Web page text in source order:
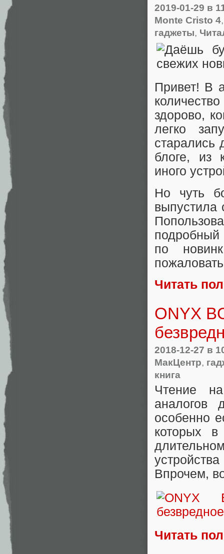
2019-01-29 в
Monte Cristo 4
гаджеты,
Привет! В
здорово,
легко
старались
блоге, из
иного
Но чуть
выпустила
подробный
по
Читать
ONYX
2018-12-27 в
МакЦентр,
книга
Чтение
аналогов
особенно
которых
Впрочем,
Читать